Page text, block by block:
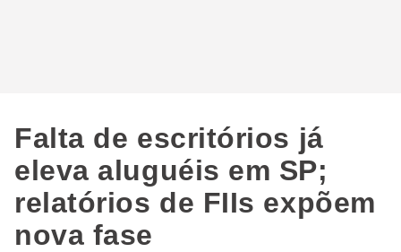
Falta de escritórios já
eleva aluguéis em SP;
relatórios de FIIs expõem
nova fase